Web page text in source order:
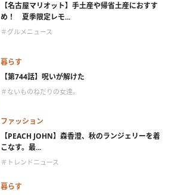
【名古屋マリオット】手土産や帰省土産におすす
め！ 夏季限定レモ...
＃グルメニュース
暮らす
【第744話】呪いが解けた
＃ないものねだりの女達。
ファッション
【PEACH JOHN】森香澄、秋のランジェリーを着
こなす。最...
＃トレンドニュース
暮らす